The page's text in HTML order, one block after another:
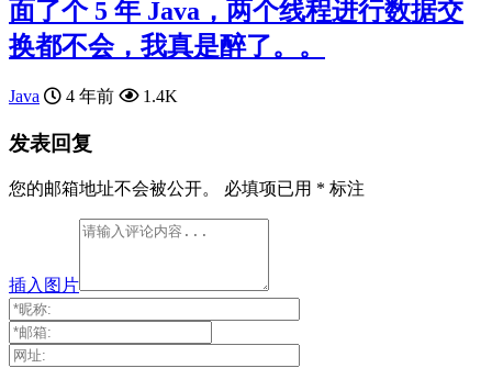
面了个 5 年 Java，两个线程进行数据交
换都不会，我真是醉了。。
Java 4 年前 1.4K
发表回复
您的邮箱地址不会被公开。 必填项已用 * 标注
插入图片